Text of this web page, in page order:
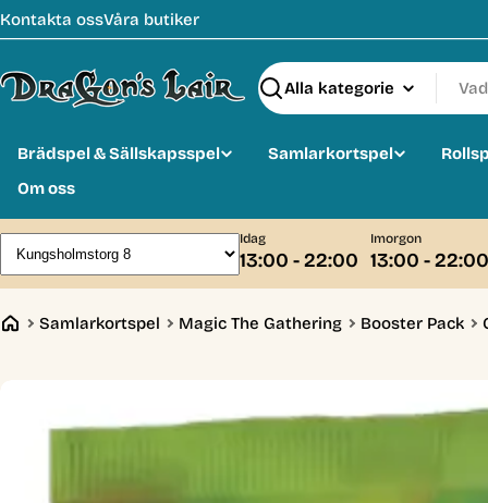
Hoppa
till
Kontakta ossVåra butiker
Sök
Brädspel & Sällskapsspel Samlarkortspel
Om oss
Idag
13:00 - 22:00
Imorgon
13:00 - 22:00
Samlarkortspel Magic The Gathering Booster Pack